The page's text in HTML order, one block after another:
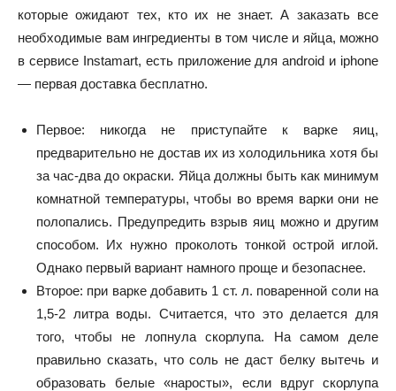
которые ожидают тех, кто их не знает. А заказать все
необходимые вам ингредиенты в том числе и яйца, можно
в сервисе Instamart, есть приложение для android и iphone
— первая доставка бесплатно.
Первое: никогда не приступайте к варке яиц,
предварительно не достав их из холодильника хотя бы
за час-два до окраски. Яйца должны быть как минимум
комнатной температуры, чтобы во время варки они не
полопались. Предупредить взрыв яиц можно и другим
способом. Их нужно проколоть тонкой острой иглой.
Однако первый вариант намного проще и безопаснее.
Второе: при варке добавить 1 ст. л. поваренной соли на
1,5-2 литра воды. Считается, что это делается для
того, чтобы не лопнула скорлупа. На самом деле
правильно сказать, что соль не даст белку вытечь и
образовать белые «наросты», если вдруг скорлупа